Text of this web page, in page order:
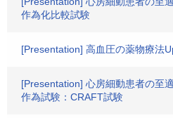
作為化比較試験
[Presentation] 高血圧の薬物療法
[Presentation] 心房細動患者の至
作為試験：CRAFT試験